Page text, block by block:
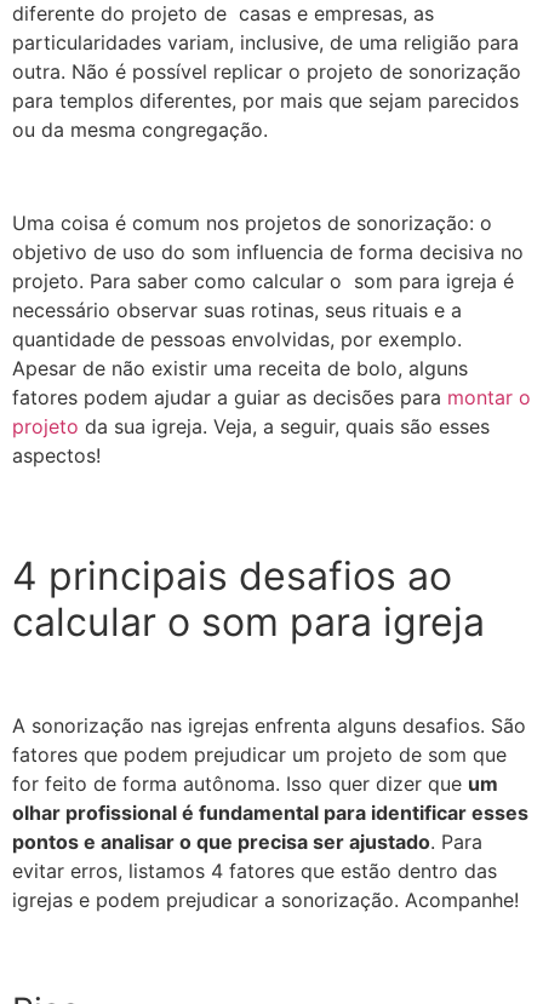
diferente do projeto de casas e empresas, as
particularidades variam, inclusive, de uma religião para
outra. Não é possível replicar o projeto de sonorização
para templos diferentes, por mais que sejam parecidos
ou da mesma congregação.
Uma coisa é comum nos projetos de sonorização: o
objetivo de uso do som influencia de forma decisiva no
projeto. Para saber como calcular o som para igreja é
necessário observar suas rotinas, seus rituais e a
quantidade de pessoas envolvidas, por exemplo.
Apesar de não existir uma receita de bolo, alguns
fatores podem ajudar a guiar as decisões para montar o
projeto da sua igreja. Veja, a seguir, quais são esses
aspectos!
4 principais desafios ao
calcular o som para igreja
A sonorização nas igrejas enfrenta alguns desafios. São
fatores que podem prejudicar um projeto de som que
for feito de forma autônoma. Isso quer dizer que um
olhar profissional é fundamental para identificar esses
pontos e analisar o que precisa ser ajustado. Para
evitar erros, listamos 4 fatores que estão dentro das
igrejas e podem prejudicar a sonorização. Acompanhe!